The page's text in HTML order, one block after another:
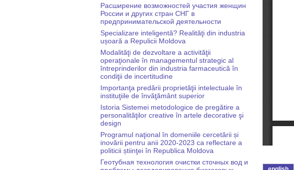
Расширение возможностей участия женщин
России и других стран СНГ в
предпринимательской деятельности
Specializare inteligentă? Realităţi din industria
ușoară a Repulicii Moldova
Modalităţi de dezvoltare a activităţii
operaţionale în managementul strategic al
întreprinderilor din industria farmaceutică în
condiţii de incertitudine
Importanţa predării proprietăţii intelectuale în
instituţiile de învăţământ superior
Istoria Sistemei metodologice de pregătire a
personalităţilor creative în artele decorative şi
design
Programul naţional în domeniile cercetării și
inovării pentru anii 2020-2023 ca reflectare a
politicii știinţei în Republica Moldova
Геотубная технология очистки сточных вод и